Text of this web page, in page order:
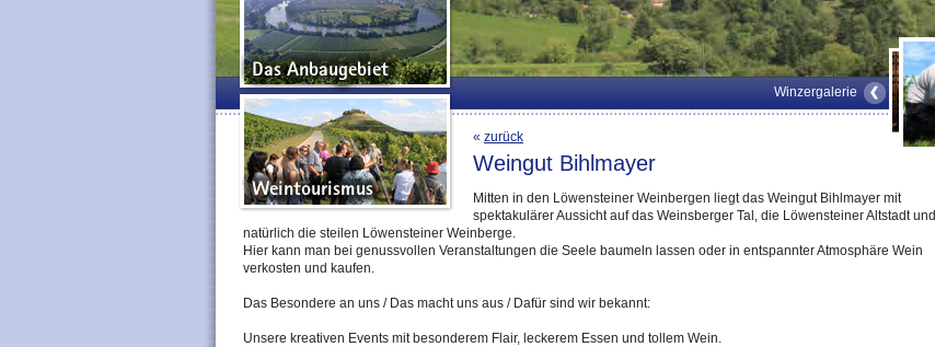
Winzergalerie
« zurück
Weingut Bihlmayer
Mitten in den Löwensteiner Weinbergen liegt das Weingut Bihlmayer mit
spektakulärer Aussicht auf das Weinsberger Tal, die Löwensteiner Altstadt und
natürlich die steilen Löwensteiner Weinberge.
Hier kann man bei genussvollen Veranstaltungen die Seele baumeln lassen oder in entspannter Atmosphäre Wein
verkosten und kaufen.
Das Besondere an uns / Das macht uns aus / Dafür sind wir bekannt:
Unsere kreativen Events mit besonderem Flair, leckerem Essen und tollem Wein.